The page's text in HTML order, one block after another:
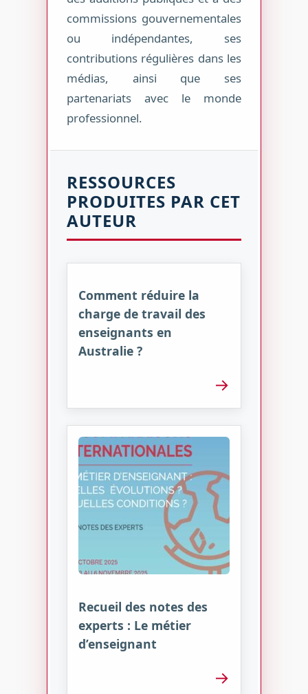
commissions gouvernementales
ou indépendantes, ses
contributions régulières dans les
médias, ainsi que ses
partenariats avec le monde
professionnel.
RESSOURCES
PRODUITES PAR CET
AUTEUR
Comment réduire la
charge de travail des
enseignants en
Australie ?
→
Recueil des notes des
experts : Le métier
d’enseignant
→